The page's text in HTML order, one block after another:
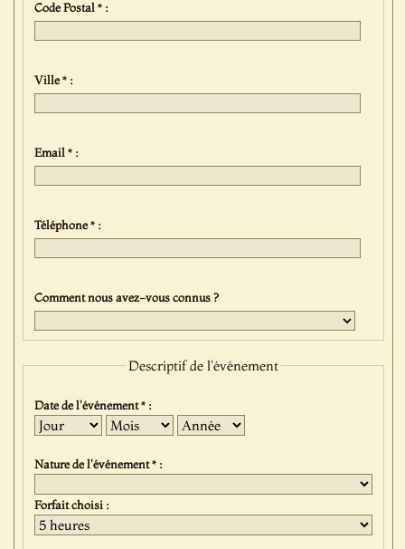
Code Postal * :
Ville * :
Email * :
Téléphone * :
Comment nous avez-vous connus ?
Descriptif de l'événement
Date de l'événement * :
Jour Mois Année
Nature de l'événement * :
Forfait choisi :